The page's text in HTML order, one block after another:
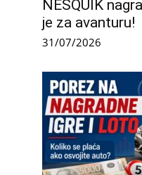
NESQUIK
je za avanturu!
31/07/2026